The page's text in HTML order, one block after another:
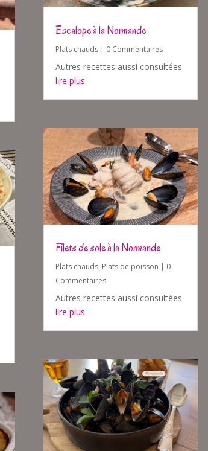
Escalope à la Normande
Plats chauds | 0 Commentaires
Autres recettes aussi consultées
lire plus
Filets de sole à la Normande
Plats chauds, Plats de poisson | 0
Commentaires
Autres recettes aussi consultées
lire plus